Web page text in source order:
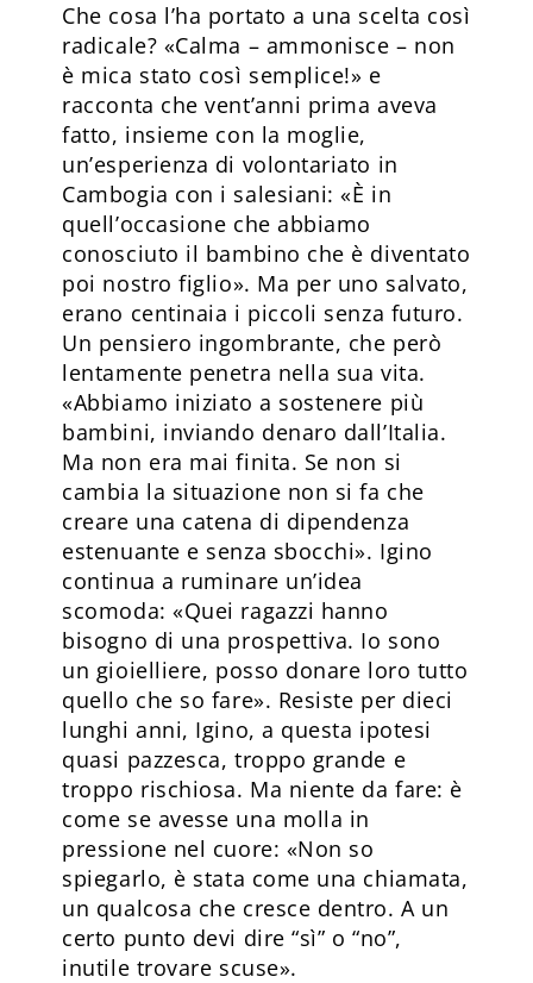
Che cosa l’ha portato a una scelta così
radicale? «Calma – ammonisce – non
è mica stato così semplice!» e
racconta che vent’anni prima aveva
fatto, insieme con la moglie,
un’esperienza di volontariato in
Cambogia con i salesiani: «È in
quell’occasione che abbiamo
conosciuto il bambino che è diventato
poi nostro figlio». Ma per uno salvato,
erano centinaia i piccoli senza futuro.
Un pensiero ingombrante, che però
lentamente penetra nella sua vita.
«Abbiamo iniziato a sostenere più
bambini, inviando denaro dall’Italia.
Ma non era mai finita. Se non si
cambia la situazione non si fa che
creare una catena di dipendenza
estenuante e senza sbocchi». Igino
continua a ruminare un’idea
scomoda: «Quei ragazzi hanno
bisogno di una prospettiva. Io sono
un gioielliere, posso donare loro tutto
quello che so fare». Resiste per dieci
lunghi anni, Igino, a questa ipotesi
quasi pazzesca, troppo grande e
troppo rischiosa. Ma niente da fare: è
come se avesse una molla in
pressione nel cuore: «Non so
spiegarlo, è stata come una chiamata,
un qualcosa che cresce dentro. A un
certo punto devi dire “sì” o “no”,
inutile trovare scuse».